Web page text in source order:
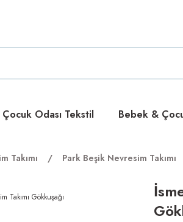
Odası Tekstil Bebek &
Takımı Park Beşik Nevresim Takımı